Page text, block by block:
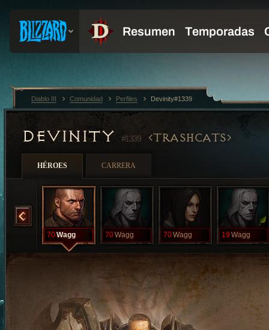
DEVINITY#1339 TRASHCATS
HÉROES CARRERA
70Wagg 70Wagg 70Wagg 19Wagg
Diablo III Comunidad Perfiles Devinity#1339